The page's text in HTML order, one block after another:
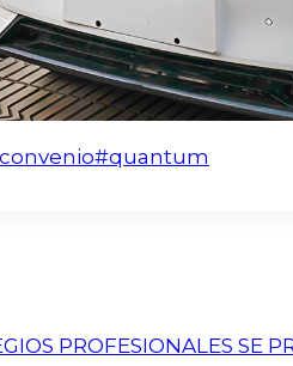
#quantum
PROFESIONALES SE